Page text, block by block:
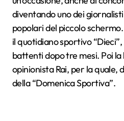
diventando uno dei
popolari del piccolo
il quotidiano sportivo
battenti dopo tre mesi. Poi la
opinionista Rai, per la quale,
della “Domenica Sportiva”.